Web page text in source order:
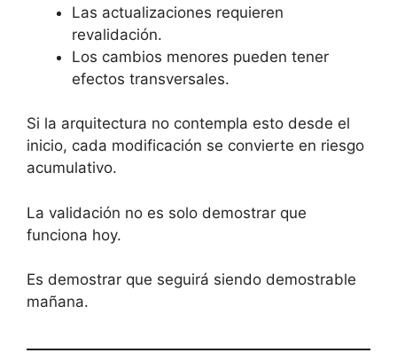
Las actualizaciones requieren
revalidación.
Los cambios menores pueden tener
efectos transversales.
Si la arquitectura no contempla esto desde el
inicio, cada modificación se convierte en riesgo
acumulativo.
La validación no es solo demostrar que
funciona hoy.
Es demostrar que seguirá siendo demostrable
mañana.